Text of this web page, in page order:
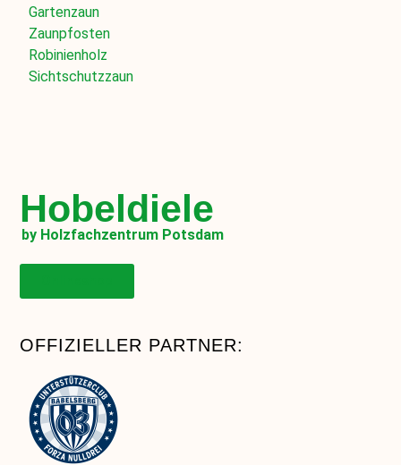
Gartenzaun
Zaunpfosten
Robinienholz
Sichtschutzzaun
Hobeldiele
by Holzfachzentrum Potsdam
OFFIZIELLER PARTNER: